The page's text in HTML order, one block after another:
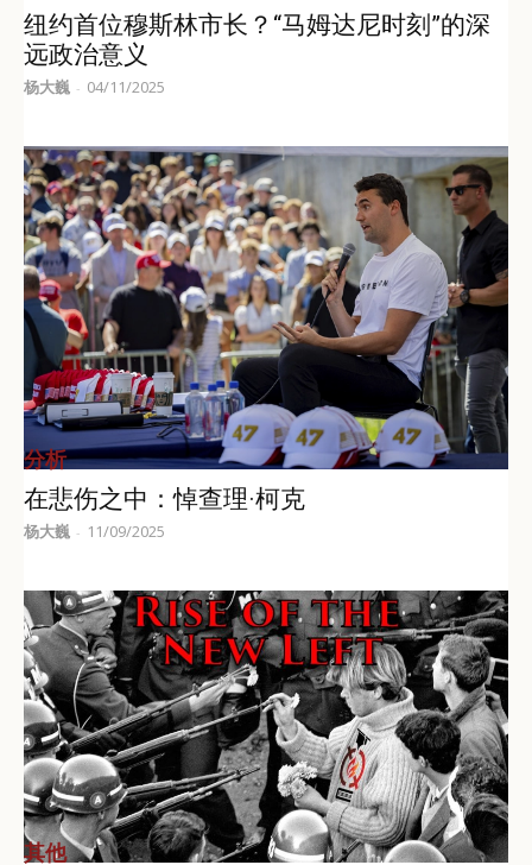
纽约首位穆斯林市长？“马姆达尼时刻”的深
远政治意义
杨大巍 - 04/11/2025
分析
在悲伤之中：悼查理·柯克
杨大巍 - 11/09/2025
其他